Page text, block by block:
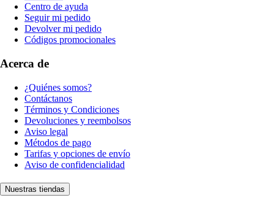
Centro de ayuda
Seguir mi pedido
Devolver mi pedido
Códigos promocionales
Acerca de
¿Quiénes somos?
Contáctanos
Términos y Condiciones
Devoluciones y reembolsos
Aviso legal
Métodos de pago
Tarifas y opciones de envío
Aviso de confidencialidad
Nuestras tiendas